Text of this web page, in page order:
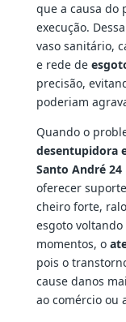
que a causa do
execução.
vaso sanitário,
e rede de
precisão,
poderiam
Quando o
desentupidora
Santo André 24
oferecer
cheiro forte,
esgoto
momentos, o
pois o
cause danos
ao comércio ou